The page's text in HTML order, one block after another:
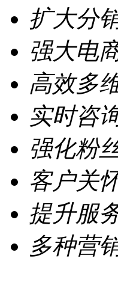
扩大分
强大电
高效多
实时咨
强化粉
客户关
提升服
多种营